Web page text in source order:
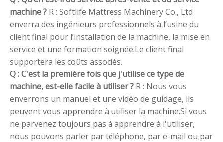
machine ? R : Softlife Mattress Machinery Co., Ltd
enverra des ingénieurs professionnels à l’usine du
client final pour l’installation de la machine, la mise en
service et une formation soignée.Le client final
supportera les coûts associés.
Q : C'est la première fois que j'utilise ce type de
machine, est-elle facile à utiliser ? R : Nous vous
enverrons un manuel et une vidéo de guidage, ils
peuvent vous apprendre à utiliser la machine.Si vous
ne parvenez toujours pas à apprendre à l'utiliser,
nous pouvons parler par téléphone, par e-mail ou par